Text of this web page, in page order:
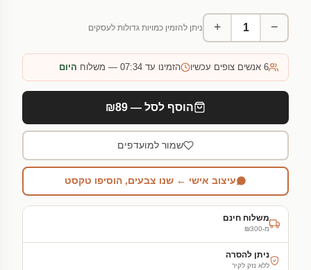
−
+ ניתן להזמין כמויות גדולות לעסקים
6 אנשים צופים עכשיו הזמינו עד 07:34 — משלוח היום
הוסף לסל — ₪89
שמור למועדפים
עיצוב אישי ← שנו צבעים, הוסיפו טקסט
משלוח חינם
מ-₪300
ניתן להסרה
ללא נזק לקיר